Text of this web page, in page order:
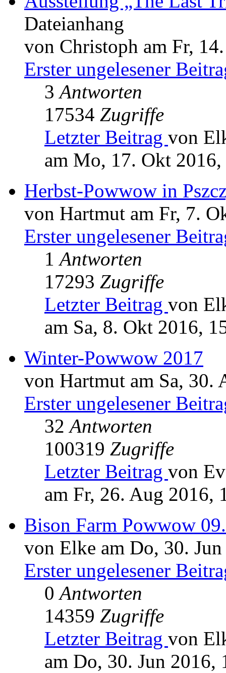
Dateianhang
von Christoph am Fr,
Erster ungelesener
3Antworten
17534 Zugriffe
Letzter Beitrag von
am Mo, 17. Okt
Herbst-Powwow in
von Hartmut am Fr, 7.
Erster ungelesener
1Antworten
17293 Zugriffe
Letzter Beitrag von
am Sa, 8. Okt 2016,
Winter-Powwow 2017
von Hartmut am Sa, 30.
Erster ungelesener
32Antworten
100319 Zugriffe
Letzter Beitrag von
am Fr, 26. Aug 2016,
Bison Farm Powwow
von Elke am Do, 30.
Erster ungelesener
0Antworten
14359 Zugriffe
Letzter Beitrag von
am Do, 30. Jun 2016,